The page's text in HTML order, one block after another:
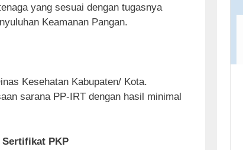
yang sesuai dengan tugasnya
Keamanan Pangan.
Kesehatan Kabupaten/ Kota.
sarana PP-IRT dengan hasil minimal
PKP